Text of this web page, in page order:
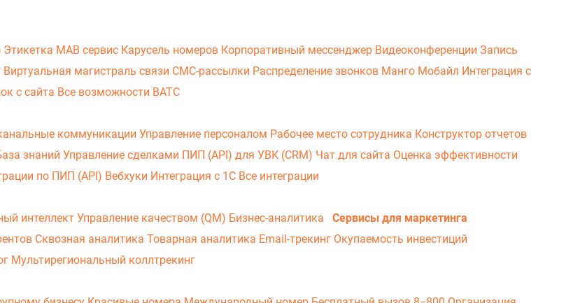
Этикетка МАВ сервис Карусель номеров Корпоративный мессенджер Видеоконференции Запись
Виртуальная магистраль связи СМС-рассылки Распределение звонков Манго Мобайл Интеграция с
с сайта Все возможности ВАТС
коммуникации Управление персоналом Рабочее место сотрудника Конструктор отчетов
знаний Управление сделками ПИП (API) для УВК (CRM) Чат для сайта Оценка эффективности
по ПИП (API) Вебхуки Интеграция с 1С Все интеграции
интеллект Управление качеством (QM) Бизнес-аналитика
Сервисы для маркетинга
Сквозная аналитика Товарная аналитика Email-трекинг Окупаемость инвестиций
Мультирегиональный коллтрекинг